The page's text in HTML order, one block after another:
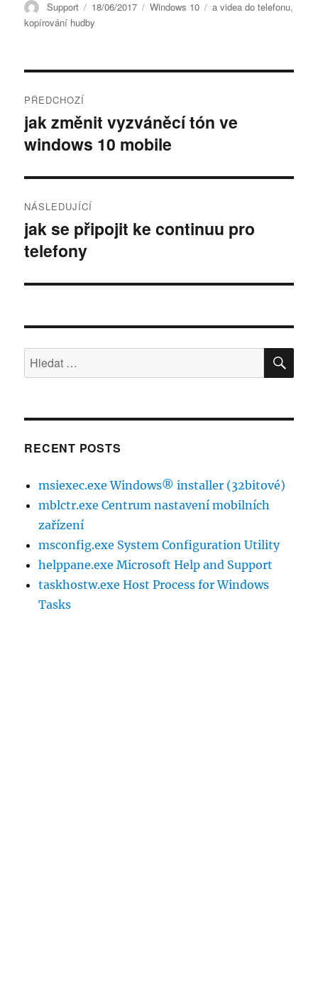
Autor:
Support Publikováno:
18/06/2017 Rubriky:
Windows 10 Štítky:
a videa do telefonu,
kopírování hudby
navigation
PŘEDCHOZÍ
Předchozí
příspěvek:
jak změnit vyzváněcí tón ve
windows 10 mobile
NÁSLEDUJÍCÍ
Následující
příspěvek:
jak se připojit ke continuu pro
telefony
Hledat:
RECENT POSTS
msiexec.exe Windows® installer (32bitové)
mblctr.exe Centrum nastavení mobilních
zařízení
msconfig.exe System Configuration Utility
helppane.exe Microsoft Help and Support
taskhostw.exe Host Process for Windows
Tasks